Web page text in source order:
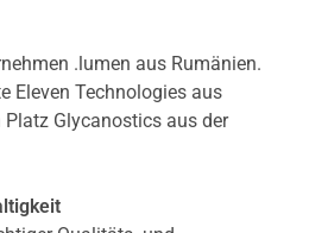
.lumen aus Rumänien.
Eleven Technologies aus
Glycanostics aus der